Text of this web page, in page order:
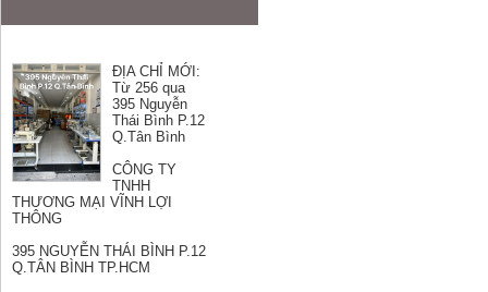
Từ 256 qua
395 Nguyễn
Thái Bình P.12
Q.Tân Bình
TNHH
THƯƠNG MẠI VĨNH LỢI
THÔNG
Q.TÂN BÌNH TP.HCM